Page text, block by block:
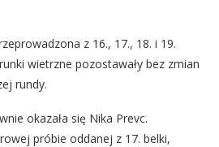
z 16., 17., 18. i 19.
wietrzne pozostawały bez zmian
rundy.
okazała się Nika Prevc.
próbie oddanej z 17. belki,